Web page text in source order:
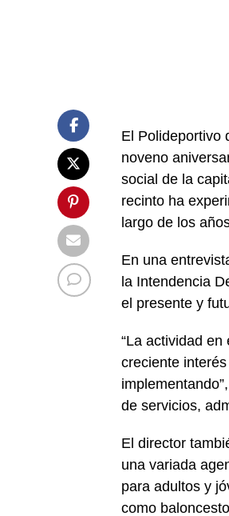
El Polideportivo
noveno
social de la
recinto ha
largo de los
En una
la Intendencia
el presente y
“La actividad
creciente
de servicios,
El director
una variada
para adultos y
como